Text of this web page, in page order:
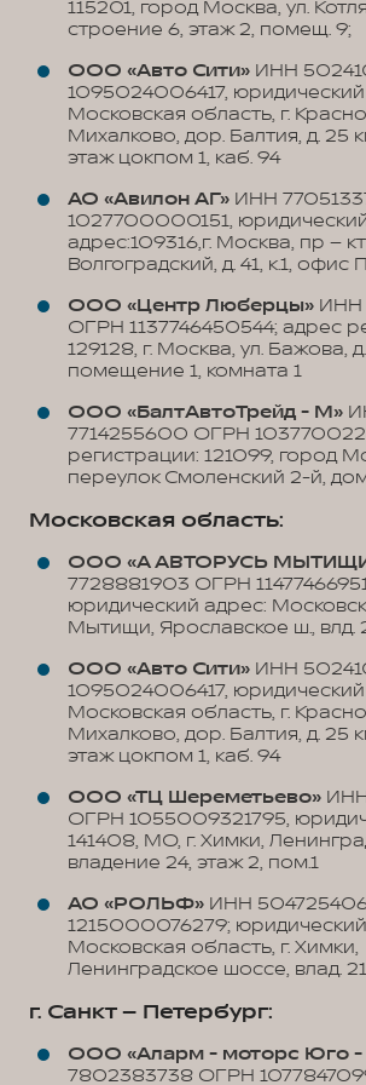
115201, город Москва, ул.
строение 6, этаж 2, помещ. 9;
ООО «Авто Сити» ИНН
1095024006417,
Московская область, г.
Михалково, дор. Балтия, д. 25
этаж цокпом 1, каб. 94
АО «Авилон АГ» ИНН
1027700000151,
адрес:109316,г. Москва, пр – кт
Волгоградский, д. 41, к.1, офис
ООО «Центр Люберцы» ИНН
ОГРН 1137746450544; адрес
129128, г. Москва, ул. Бажова, д.
помещение 1, комната 1
ООО «БалтАвтоТрейд - М»
7714255600 ОГРН
регистрации: 121099, город
переулок Смоленский 2-й, дом
Московская область:
ООО «А АВТОРУСЬ
7728881903 ОГРН
юридический адрес:
Мытищи, Ярославское ш., влд.
ООО «Авто Сити» ИНН
1095024006417,
Московская область, г.
Михалково, дор. Балтия, д. 25
этаж цокпом 1, каб. 94
ООО «ТЦ Шереметьево»
ОГРН 1055009321795,
141408, МО, г. Химки,
владение 24, этаж 2, пом.1
АО «РОЛЬФ» ИНН
1215000076279; юридический
Московская область, г. Химки,
Ленинградское шоссе, влад.
г. Санкт – Петербург:
ООО «Аларм - моторс Юго -
7802383738 ОГРН